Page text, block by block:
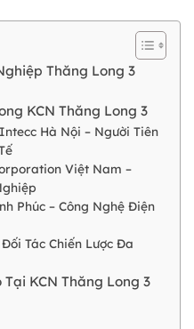
Thăng Long 3
KCN Thăng Long 3
Hà Nội – Người Tiên
Việt Nam –
Phúc – Công Nghệ Điện
Tác Chiến Lược Đa
KCN Thăng Long 3